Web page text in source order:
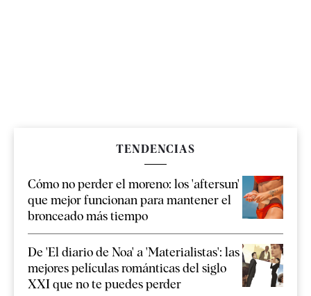
TENDENCIAS
Cómo no perder el moreno: los 'aftersun'
que mejor funcionan para mantener el
bronceado más tiempo
De 'El diario de Noa' a 'Materialistas': las
mejores películas románticas del siglo
XXI que no te puedes perder